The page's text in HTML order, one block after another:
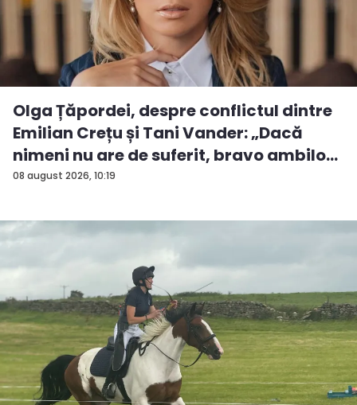
08 august 2026, 10:19
Olga Țăpordei, despre conflictul dintre
Emilian Crețu și Tani Vander: „Dacă
nimeni nu are de suferit, bravo ambilo...